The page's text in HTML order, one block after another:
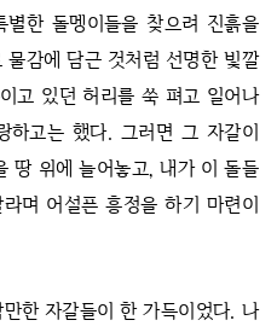
한 돌멩이들을 찾으려 진흙을
감에 담근 것처럼 선명한 빛깔
고 있던 허리를 쑥 펴고 일어나
하고는 했다. 그러면 그 자갈이
땅 위에 늘어놓고, 내가 이 돌들
며 어설픈 흥정을 하기 마련이
한 자갈들이 한 가득이었다. 나